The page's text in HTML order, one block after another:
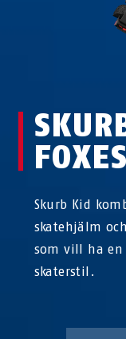
Skurb Kid
skatehjälm
som vill ha en
skaterstil.